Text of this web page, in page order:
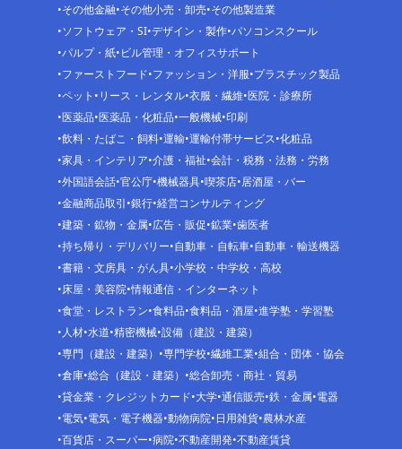
その他金融 その他小売・卸売 その他製造業
ソフトウェア・SI デザイン・製作 パソコンスクール
パルプ・紙 ビル管理・オフィスサポート
ファーストフード ファッション・洋服 プラスチック製品
ペット リース・レンタル 衣服・繊維 医院・診療所
医薬品 医薬品・化粧品 一般機械 印刷
飲料・たばこ・飼料 運輸 運輸付帯サービス 化粧品
家具・インテリア 介護・福祉 会計・税務・法務・労務
外国語会話 官公庁 機械器具 喫茶店 居酒屋・バー
金融商品取引 銀行 経営コンサルティング
建築・鉱物・金属 広告・販促 鉱業 歯医者
持ち帰り・デリバリー 自動車・自転車 自動車・輸送機器
書籍・文房具・がん具 小学校・中学校・高校
床屋・美容院 情報通信・インターネット
食堂・レストラン 食料品 食料品・酒屋 進学塾・学習塾
人材 水道 精密機械 設備（建設・建築）
専門（建設・建築）
専門学校 繊維工業 組合・団体・協会
倉庫 総合（建設・建築）
総合卸売・商社・貿易
貸金業・クレジットカード 大学 通信販売 鉄・金属 電器
電気 電気・電子機器 動物病院 日用雑貨 農林水産
百貨店・スーパー 病院 不動産開発 不動産賃貸